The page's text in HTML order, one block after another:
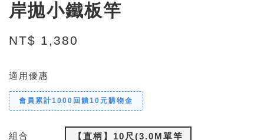
岸拋小鐵板竿
NT$ 1,380
適用優惠
會員累計1000回饋10元購物金
組合 【直柄】10尺(3.0M單竿